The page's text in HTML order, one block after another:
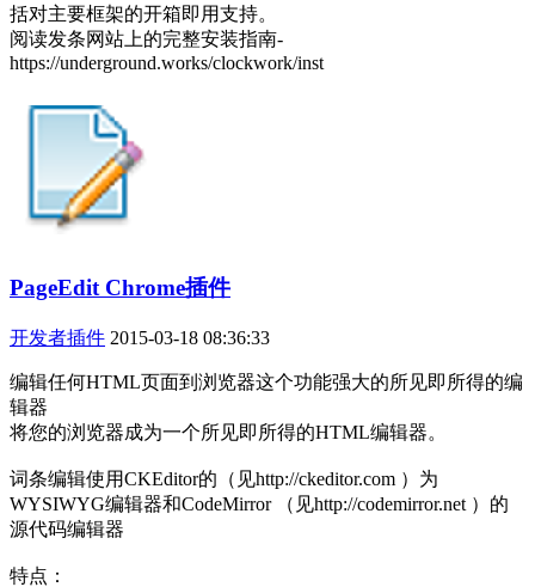
括对主要框架的开箱即用支持。
阅读发条网站上的完整安装指南-
https://underground.works/clockwork/inst
PageEdit Chrome插件
开发者插件 2015-03-18 08:36:33
编辑任何HTML页面到浏览器这个功能强大的所见即所得的编
辑器
将您的浏览器成为一个所见即所得的HTML编辑器。
词条编辑使用CKEditor的（见http://ckeditor.com ）为
WYSIWYG编辑器和CodeMirror （见http://codemirror.net ）的
源代码编辑器
特点：